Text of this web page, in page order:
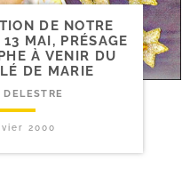
DE NOTRE
MAI, PRÉSAGE
À VENIR DU
DE MARIE
DELESTRE
2000